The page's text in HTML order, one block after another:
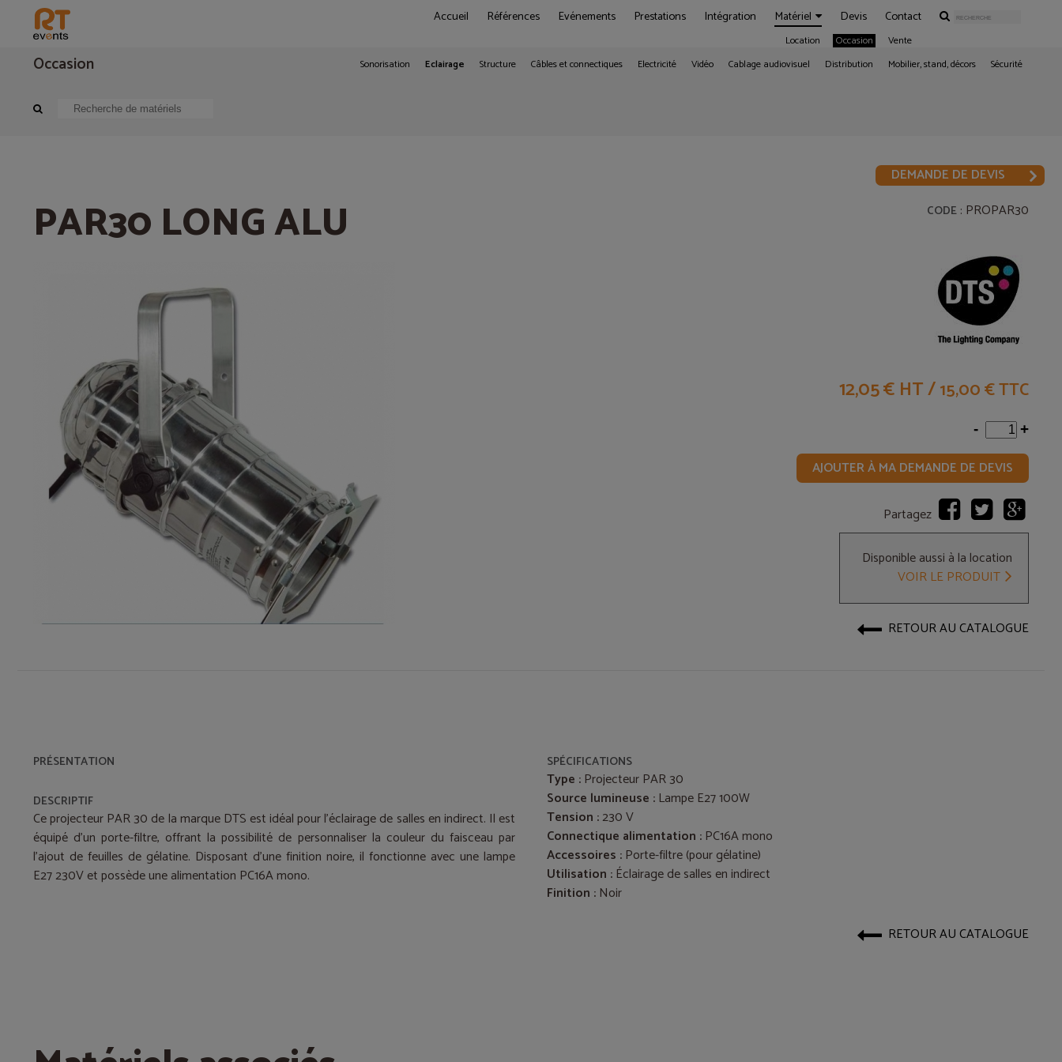
Accueil Références Evénements Prestations Intégration Matériel
Location Occasion Vente
Devis Contact
Occasion Sonorisation Eclairage Structure Câbles et connectiques Electricité Vidéo Cablage audiovisuel Distribution Mobilier, stand, décors Sécurité
Eclairage Projecteur traditionnel
DEMANDE DE DEVIS
PAR30 LONG ALU CODE : PROPAR30
12,05 € HT/15,00 € TTC
- +
AJOUTER À MA DEMANDE DE DEVIS
Partagez
Disponible aussi à la location
VOIR LE PRODUIT
RETOUR AU CATALOGUE
PRÉSENTATION
DESCRIPTIF
Ce projecteur PAR 30 de la marque DTS est idéal pour l’éclairage de salles en indirect. Il est
équipé d'un porte-filtre, offrant la possibilité de personnaliser la couleur du faisceau par
l’ajout de feuilles de gélatine. Disposant d'une finition noire, il fonctionne avec une lampe
E27 230V et possède une alimentation PC16A mono.
SPÉCIFICATIONS
Type :Projecteur PAR 30
Source lumineuse :Lampe E27 100W
Tension :230 V
Connectique alimentation :PC16A mono
Accessoires :Porte-filtre (pour gélatine)
Utilisation :Éclairage de salles en indirect
Finition :Noir
RETOUR AU CATALOGUE